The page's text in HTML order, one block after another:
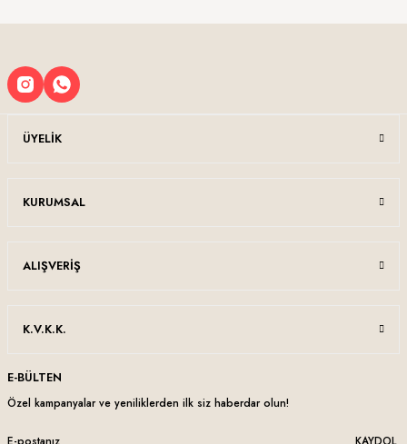
ÜYELIK
KURUMSAL
ALIŞVERIŞ
K.V.K.K.
E-BÜLTEN
Özel kampanyalar ve yeniliklerden ilk siz haberdar olun!
KAYDOL